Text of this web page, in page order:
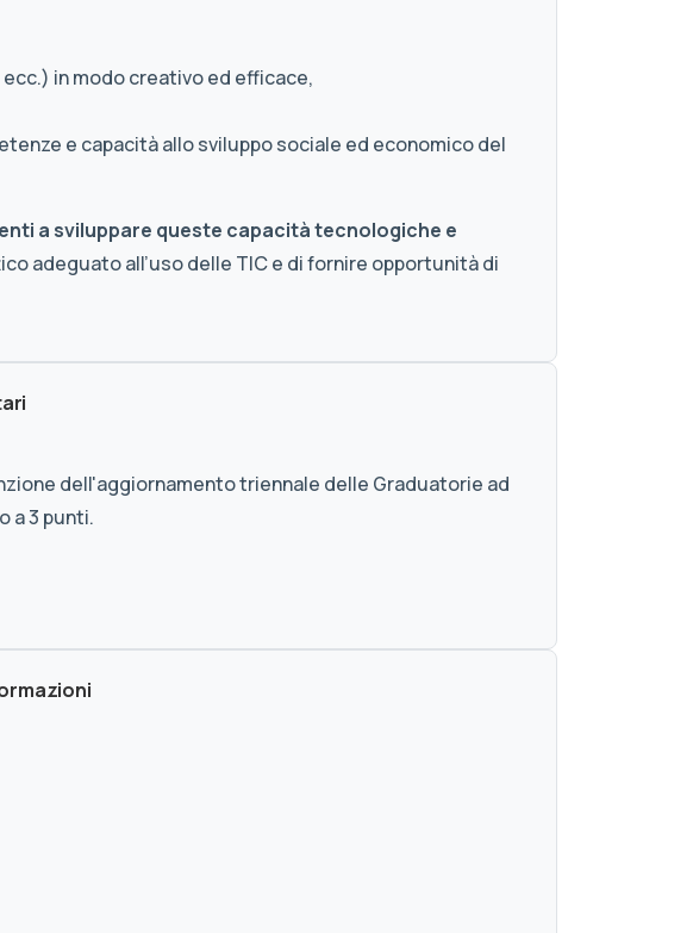
in modo creativo ed efficace,
e capacità allo sviluppo sociale ed economico del
a sviluppare queste capacità tecnologiche e
adeguato all’uso delle TIC e di fornire opportunità di
dell'aggiornamento triennale delle Graduatorie ad
a 3 punti.